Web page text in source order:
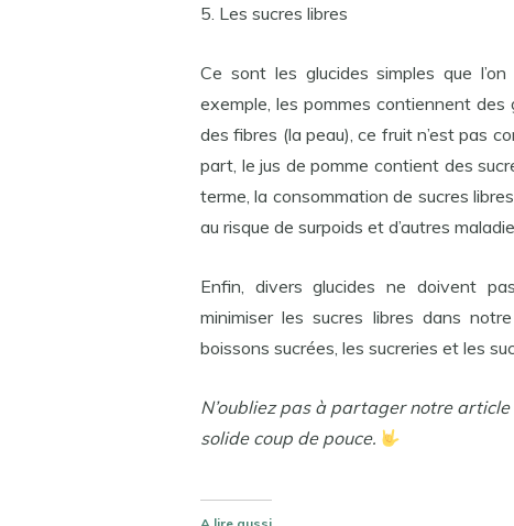
5. Les sucres libres
Ce sont les glucides simples que
exemple, les pommes contiennent
des fibres (la peau), ce fruit n’est pas
part, le jus de pomme contient des
terme, la consommation de sucres
au risque de surpoids et d’autres
Enfin, divers glucides ne doivent
minimiser les sucres libres dans
boissons sucrées, les sucreries et les
N’oubliez pas à partager notre
solide coup de pouce.